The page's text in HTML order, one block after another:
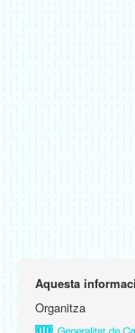
Aquesta
Organitza